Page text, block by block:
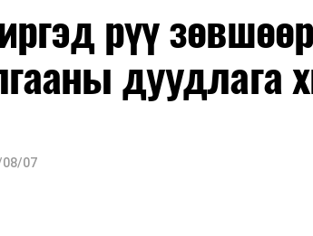
сарын 1-нээс цахимаар эхэлнэ.
сарын 14-нөөс танхимаар үргэлжилнэ.
сарын 13-наас оюутнуудыг дотуур
рүү
дуудлага
08/07